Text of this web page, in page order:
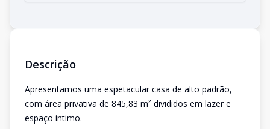
Descrição
Apresentamos uma espetacular casa de alto padrão,
com área privativa de 845,83 m² divididos em lazer e
espaço intimo.